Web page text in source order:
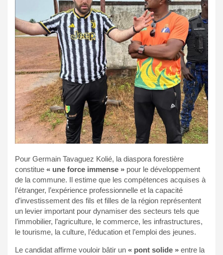
Pour Germain Tavaguez Kolié, la diaspora forestière
constitue « une force immense » pour le développement
de la commune. Il estime que les compétences acquises à
l’étranger, l’expérience professionnelle et la capacité
d’investissement des fils et filles de la région représentent
un levier important pour dynamiser des secteurs tels que
l’immobilier, l’agriculture, le commerce, les infrastructures,
le tourisme, la culture, l’éducation et l’emploi des jeunes.
Le candidat affirme vouloir bâtir un « pont solide » entre la